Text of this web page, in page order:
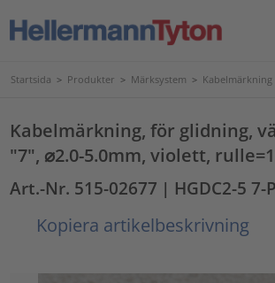
Startsida > Produkter > Märksystem > Kabelmärkning
Kabelmärkning, för glidning,
"7", ⌀2.0-5.0mm, violett,
Art.-Nr. 515-02677 | HGDC2-5 7-
Kopiera artikelbeskrivning